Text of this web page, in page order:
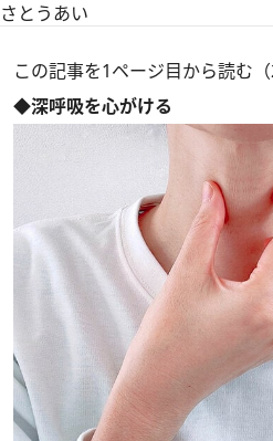
さとうあい
この記事を1ページ目から読む（
◆深呼吸を心がける